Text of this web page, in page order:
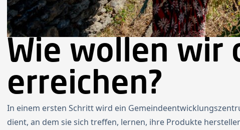
Wie wollen wir
erreichen?
In einem ersten Schritt wird ein
dient, an dem sie sich treffen, lernen, ihre Produkte